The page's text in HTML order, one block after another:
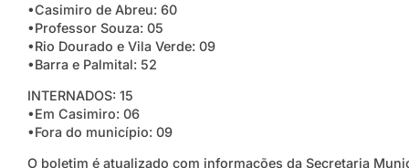
•Casimiro de Abreu: 60
•Professor Souza: 05
•Rio Dourado e Vila Verde: 09
•Barra e Palmital: 52
INTERNADOS: 15
•Em Casimiro: 06
•Fora do município: 09
O boletim é atualizado com informações da Secretaria